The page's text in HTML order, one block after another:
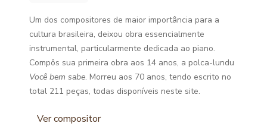
Um dos compositores de maior importância para a
cultura brasileira, deixou obra essencialmente
instrumental, particularmente dedicada ao piano.
Compôs sua primeira obra aos 14 anos, a polca-lundu
Você bem sabe. Morreu aos 70 anos, tendo escrito no
total 211 peças, todas disponíveis neste site.
Ver compositor